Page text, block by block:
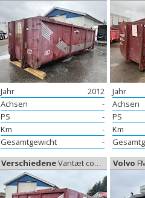
Jahr
2012
Achsen
-
PS
-
Km
-
Gesamtgewicht
-
Jahr
Achsen
PS
Km
VerschiedeneVantæt container, Wechselrahmen/Containeranhänger Volvo